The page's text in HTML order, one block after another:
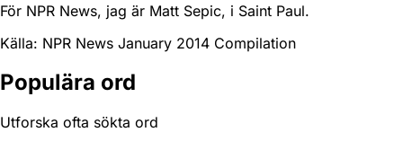
För NPR News, jag är Matt Sepic, i Saint Paul.
Källa: NPR News January 2014 Compilation
Populära ord
Utforska ofta sökta ord